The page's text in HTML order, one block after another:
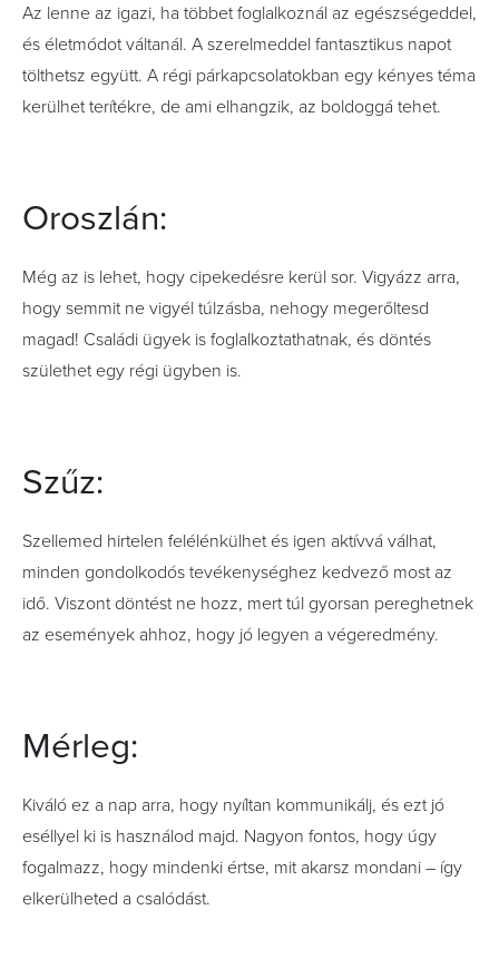
Az lenne az igazi, ha többet foglalkoznál az egészségeddel,
és életmódot váltanál. A szerelmeddel fantasztikus napot
tölthetsz együtt. A régi párkapcsolatokban egy kényes téma
kerülhet terítékre, de ami elhangzik, az boldoggá tehet.
Oroszlán:
Még az is lehet, hogy cipekedésre kerül sor. Vigyázz arra,
hogy semmit ne vigyél túlzásba, nehogy megerőltesd
magad! Családi ügyek is foglalkoztathatnak, és döntés
születhet egy régi ügyben is.
Szűz:
Szellemed hirtelen felélénkülhet és igen aktívvá válhat,
minden gondolkodós tevékenységhez kedvező most az
idő. Viszont döntést ne hozz, mert túl gyorsan pereghetnek
az események ahhoz, hogy jó legyen a végeredmény.
Mérleg:
Kiváló ez a nap arra, hogy nyíltan kommunikálj, és ezt jó
eséllyel ki is használod majd. Nagyon fontos, hogy úgy
fogalmazz, hogy mindenki értse, mit akarsz mondani – így
elkerülheted a csalódást.